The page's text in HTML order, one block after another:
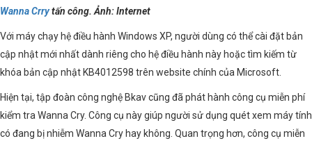
Wanna Crrytấn công. Ảnh: Internet
Với máy chạy hệ điều hành Windows XP, người dùng có thể cài đặt bản
cập nhật mới nhất dành riêng cho hệ điều hành này hoặc tìm kiếm từ
khóa bản cập nhật KB4012598 trên website chính của Microsoft.
Hiện tại, tập đoàn công nghệ Bkav cũng đã phát hành công cụ miễn phí
kiểm tra Wanna Cry. Công cụ này giúp người sử dụng quét xem máy tính
có đang bị nhiễm Wanna Cry hay không. Quan trọng hơn, công cụ miễn